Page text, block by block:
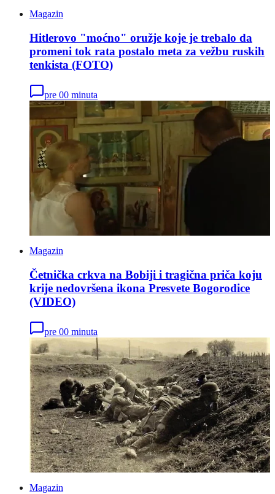
Magazin
Hitlerovo "moćno" oružje koje je trebalo da
promeni tok rata postalo meta za vežbu ruskih
tenkista (FOTO)
pre 00 minuta
Magazin
Četnička crkva na Bobiji i tragična priča koju
krije nedovršena ikona Presvete Bogorodice
(VIDEO)
pre 00 minuta
Magazin